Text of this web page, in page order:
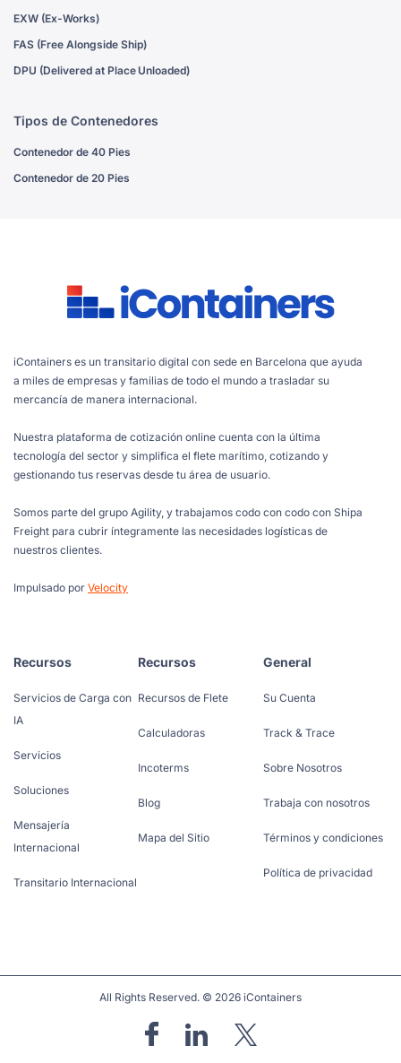
EXW (Ex-Works)
FAS (Free Alongside Ship)
DPU (Delivered at Place Unloaded)
Tipos de Contenedores
Contenedor de 40 Pies
Contenedor de 20 Pies
iContainers es un transitario digital con sede en Barcelona que ayuda
a miles de empresas y familias de todo el mundo a trasladar su
mercancía de manera internacional.
Nuestra plataforma de cotización online cuenta con la última
tecnología del sector y simplifica el flete marítimo, cotizando y
gestionando tus reservas desde tu área de usuario.
Somos parte del grupo Agility, y trabajamos codo con codo con Shipa
Freight para cubrir íntegramente las necesidades logísticas de
nuestros clientes.
Impulsado por Velocity
Recursos
Servicios de Carga con
IA
Servicios
Soluciones
Mensajería
Internacional
Transitario Internacional
Recursos
Recursos de Flete
Calculadoras
Incoterms
Blog
Mapa del Sitio
General
Su Cuenta
Track & Trace
Sobre Nosotros
Trabaja con nosotros
Términos y condiciones
Política de privacidad
All Rights Reserved. © 2026 iContainers